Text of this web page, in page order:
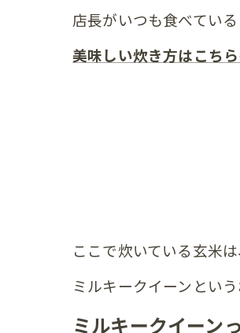
店長がいつも食べてい
美味しい炊き方はこちら
ここで炊いている玄米は
ミルキークイーンという
ミルキークイーン